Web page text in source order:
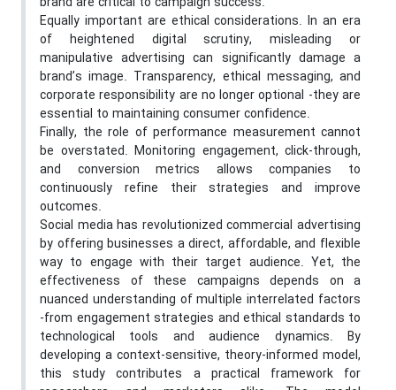
Equally important are ethical considerations. In an era
of heightened digital scrutiny, misleading or
manipulative advertising can significantly damage a
brand’s image. Transparency, ethical messaging, and
corporate responsibility are no longer optional -they are
essential to maintaining consumer confidence.
Finally, the role of performance measurement cannot
be overstated. Monitoring engagement, click-through,
and conversion metrics allows companies to
continuously refine their strategies and improve
outcomes.
Social media has revolutionized commercial advertising
by offering businesses a direct, affordable, and flexible
way to engage with their target audience. Yet, the
effectiveness of these campaigns depends on a
nuanced understanding of multiple interrelated factors
-from engagement strategies and ethical standards to
technological tools and audience dynamics. By
developing a context-sensitive, theory-informed model,
this study contributes a practical framework for